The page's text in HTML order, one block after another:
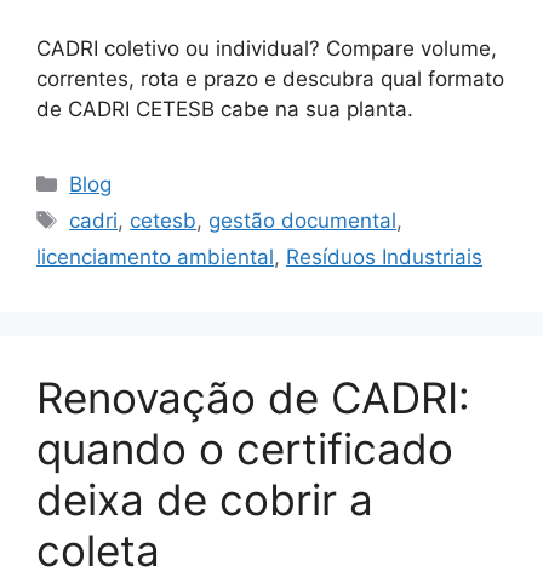
CADRI coletivo ou individual? Compare volume,
correntes, rota e prazo e descubra qual formato
de CADRI CETESB cabe na sua planta.
Blog
cadri, cetesb, gestão documental,
licenciamento ambiental, Resíduos Industriais
Renovação de CADRI:
quando o certificado
deixa de cobrir a
coleta